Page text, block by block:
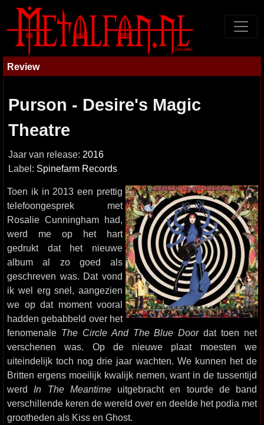
Review
Purson - Desire's Magic
Theatre
Jaar van release: 2016
Label: Spinefarm Records
Toen ik in 2013 een prettig
telefoongesprek met
Rosalie Cunningham had,
werd me op het hart
gedrukt dat het nieuwe
album al zo goed als
geschreven was. Dat vond
ik wel erg snel, aangezien
we op dat moment vooral
hadden gebabbeld over het
fenomenale The Circle And The Blue Doordat toen net
verschenen was. Op de nieuwe plaat moesten we
uiteindelijk toch nog drie jaar wachten. We kunnen het de
Britten ergens moeilijk kwalijk nemen, want in de tussentijd
werd In The Meantimeuitgebracht en tourde de band
verschillende keren de wereld over en deelde het podia met
grootheden als Kiss en Ghost.